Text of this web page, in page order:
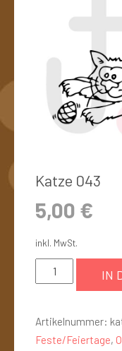
Katze 043
5,00 €
inkl. MwSt.
IN
Artikelnummer:
Feste/Feiertage,